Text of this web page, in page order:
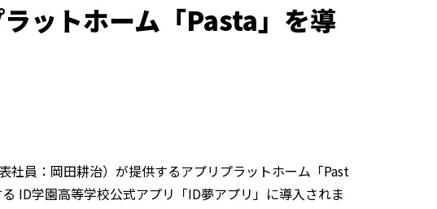
ットホーム「Pasta」を導
員：岡田耕治）が提供するアプリプラットホーム「Past
ID学園高等学校公式アプリ「ID夢アプリ」に導入されま